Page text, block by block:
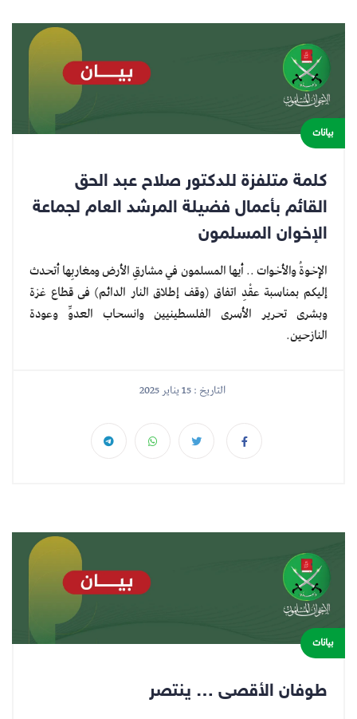
بيانات
كلمة متلفزة للدكتور صلاح عبد الحق
القائم بأعمال فضيلة المرشد العام لجماعة
الإخوان المسلمون
الإخوةُ والأخوات .. أيها المسلمون في مشارقِ الأرض ومغاربِها أتحدث
إليكم بمناسبة عقْدِ اتفاق (وقف إطلاق النار الدائم) فى قطاع غزة
وبشرى تحرير الأسرى الفلسطينيين وانسحاب العدوِّ وعودة
النازحين.
التاريخ : 15 يناير 2025
بيانات
طوفان الأقصى … ينتصر